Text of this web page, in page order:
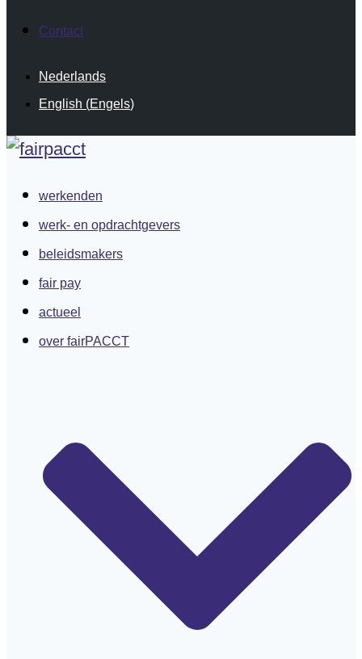
Contact
Nederlands
English (Engels)
werkenden
werk- en opdrachtgevers
beleidsmakers
fair pay
actueel
over fairPACCT